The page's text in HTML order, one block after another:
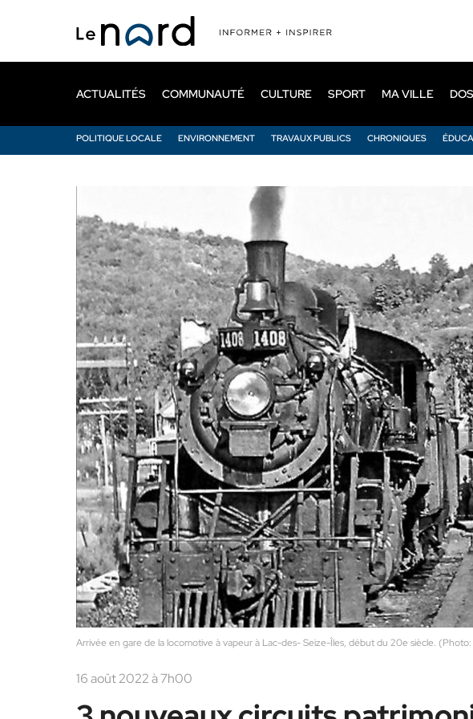
principal
ACTUALITÉS
POLITIQUE LOCALE ENVIRONNEMENT TRAVAUX PUBLICS CHRONIQUES
COMMUNAUTÉ CULTURE SPORT MA VILLE
Arrivée en gare de la locomotive à vapeur à Lac-des- Seize-Îles, début du 20e siècle.
16 août 2022 à 7h00